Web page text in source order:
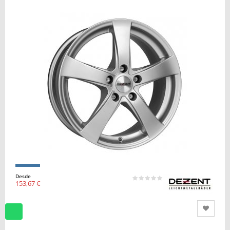
Desde
153,67 €